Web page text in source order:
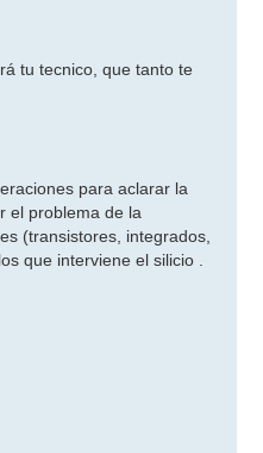
tu tecnico, que tanto te
para aclarar la
el problema de la
(transistores, integrados,
que interviene el silicio .